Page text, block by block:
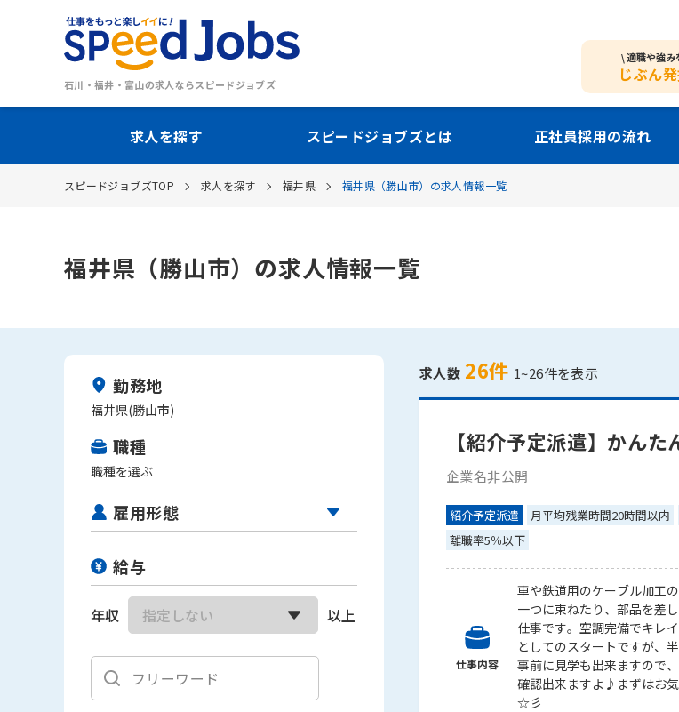
石川・福井・富山の求人ならスピードジョブズ
適職や強み
じぶん
求人を探す スピードジョブズとは 正社員採用の流れ
スピードジョブズTOP 求人を探す 福井県 福井県（勝山市）の求人情報一覧
福井県（勝山市）の求人情報一覧
勤務地
福井県(勝山市)
職種
職種を選ぶ
雇用形態
給与
年収 以上
求人数 26件 1~26件を表示
【紹介予定派遣】かんた
企業名非公開
紹介予定派遣 月平均残業時間20時間以内
離職率5％以下
仕事内容
車や鉄道用のケーブル加工
一つに束ねたり、部品を差
仕事です。空調完備でキレ
としてのスタートですが、
事前に見学も出来ますので
確認出来ますよ♪まずはお
☆彡